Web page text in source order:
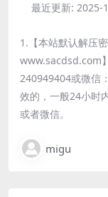
最近更新: 2025-
1.【本站默认解压
www.sacdsd.com
240949404或微信
效的，一般24小时
或者微信。
migu